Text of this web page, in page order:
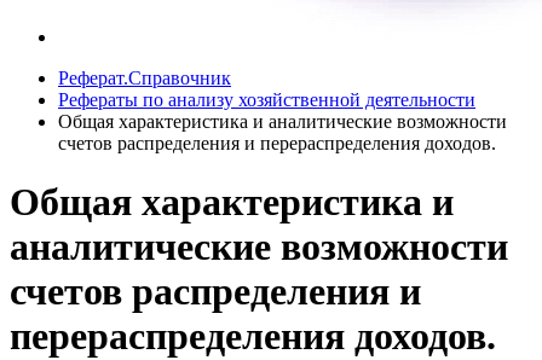
Реферат.Справочник
Рефераты по анализу хозяйственной деятельности
Общая характеристика и аналитические возможности
счетов распределения и перераспределения доходов.
Общая характеристика и
аналитические возможности
счетов распределения и
перераспределения доходов.